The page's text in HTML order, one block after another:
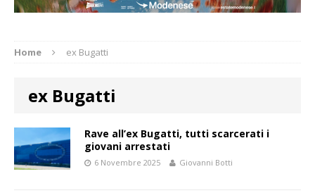
Home ex Bugatti
ex Bugatti
Rave all’ex Bugatti, tutti scarcerati i
giovani arrestati
6 Novembre 2025 Giovanni Botti